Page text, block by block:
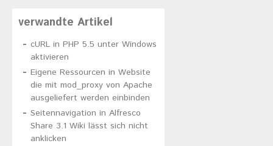
verwandte Artikel
cURL in PHP 5.5 unter Windows
aktivieren
Eigene Ressourcen in Website
die mit mod_proxy von Apache
ausgeliefert werden einbinden
Seitennavigation in Alfresco
Share 3.1 Wiki lässt sich nicht
anklicken